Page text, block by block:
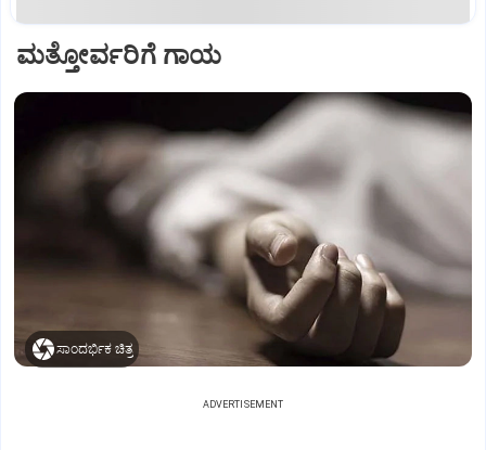
ಮತ್ತೋರ್ವರಿಗೆ ಗಾಯ
ಸಾಂದರ್ಭಿಕ ಚಿತ್ರ
ADVERTISEMENT